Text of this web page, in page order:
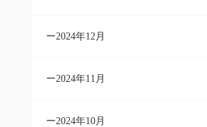
2024年12月
2024年11月
2024年10月